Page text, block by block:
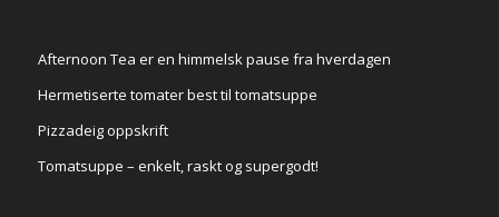
Afternoon Tea er en himmelsk pause fra hverdagen
Hermetiserte tomater best til tomatsuppe
Pizzadeig oppskrift
Tomatsuppe – enkelt, raskt og supergodt!